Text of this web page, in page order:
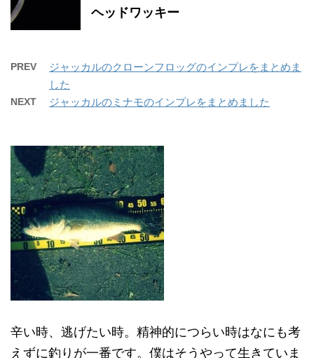
ヘッドワッキー
PREV
ジャッカルのクローンフロッグのインプレをまとめま
した
NEXT ジャッカルのミナモのインプレをまとめました
辛い時、逃げたい時。精神的につらい時はなにも考
えずに釣りが一番です。僕はそうやって生きていま